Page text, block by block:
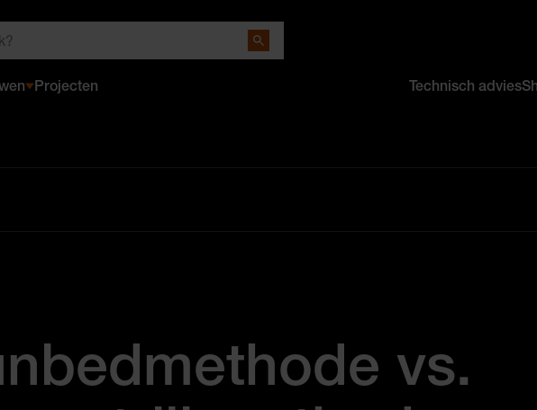
Search
Projecten Technisch advies
vs.